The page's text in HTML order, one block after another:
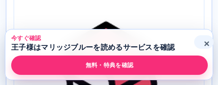
今すぐ確認
王子様はマリッジブルーを読めるサービスを確認
無料・特典を確認
×